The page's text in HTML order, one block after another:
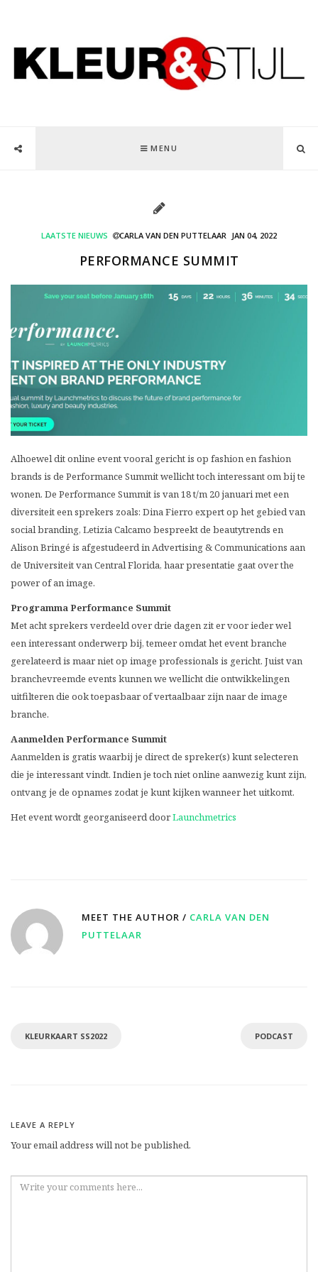
MENU
LAATSTE NIEUWS CARLA VAN DEN PUTTELAAR JAN 04, 2022
PERFORMANCE SUMMIT
Alhoewel dit online event vooral gericht is op fashion en fashion
brands is de Performance Summit wellicht toch interessant om bij te
wonen. De Performance Summit is van 18 t/m 20 januari met een
diversiteit een sprekers zoals: Dina Fierro expert op het gebied van
social branding, Letizia Calcamo bespreekt de beautytrends en
Alison Bringé is afgestudeerd in Advertising & Communications aan
de Universiteit van Central Florida, haar presentatie gaat over the
power of an image.
Programma Performance Summit
Met acht sprekers verdeeld over drie dagen zit er voor ieder wel
een interessant onderwerp bij, temeer omdat het event branche
gerelateerd is maar niet op image professionals is gericht. Juist van
branchevreemde events kunnen we wellicht die ontwikkelingen
uitfilteren die ook toepasbaar of vertaalbaar zijn naar de image
branche.
AanmeldenPerformance Summit
Aanmelden is gratis waarbij je direct de spreker(s) kunt selecteren
die je interessant vindt. Indien je toch niet online aanwezig kunt zijn,
ontvang je de opnames zodat je kunt kijken wanneer het uitkomt.
Het event wordt georganiseerd doorLaunchmetrics
MEET THE AUTHOR / CARLA VAN DEN
PUTTELAAR
KLEURKAART SS2022 PODCAST
LEAVE A REPLY
Your email address will not be published.